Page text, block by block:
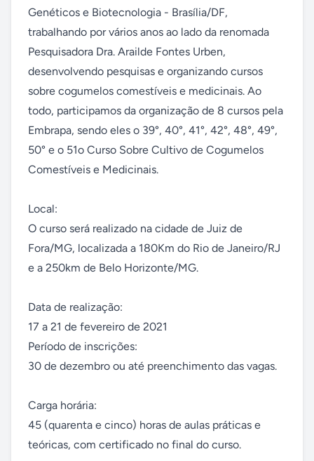
Genéticos e Biotecnologia - Brasília/DF,
trabalhando por vários anos ao lado da renomada
Pesquisadora Dra. Arailde Fontes Urben,
desenvolvendo pesquisas e organizando cursos
sobre cogumelos comestíveis e medicinais. Ao
todo, participamos da organização de 8 cursos pela
Embrapa, sendo eles o 39°, 40°, 41°, 42°, 48°, 49°,
50° e o 51o Curso Sobre Cultivo de Cogumelos
Comestíveis e Medicinais.
Local:
O curso será realizado na cidade de Juiz de
Fora/MG, localizada a 180Km do Rio de Janeiro/RJ
e a 250km de Belo Horizonte/MG.
Data de realização:
17 a 21 de fevereiro de 2021
Período de inscrições:
30 de dezembro ou até preenchimento das vagas.
Carga horária:
45 (quarenta e cinco) horas de aulas práticas e
teóricas, com certificado no final do curso.